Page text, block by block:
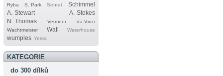
Ryba S. Park Seurat
Schimmel
A. Stewart
A. Stokes
N. Thomas
Vermeer
da Vinci
Wachtmeister
Wall Waterhouse
wumples Yerka
KATEGORIE
do 300 dílků